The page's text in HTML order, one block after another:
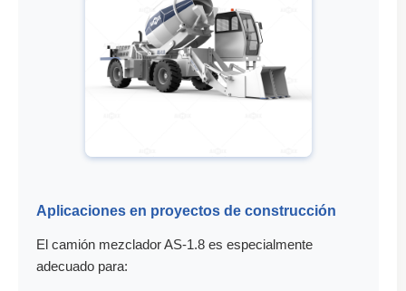
Aplicaciones en proyectos de construcción
El camión mezclador AS-1.8 es especialmente
adecuado para: